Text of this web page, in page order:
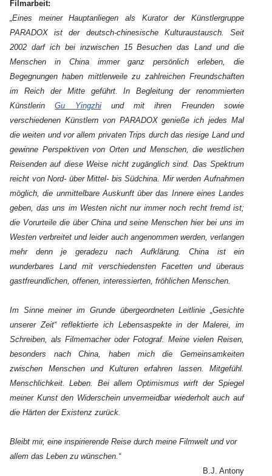
Filmarbeit:
„Eines meiner Hauptanliegen als Kurator der Künstlergruppe
PARADOX ist der deutsch-chinesische Kulturaustausch. Seit
2002 darf ich bei inzwischen 15 Besuchen das Land und die
Menschen in China immer ganz persönlich erleben, die
Begegnungen haben mittlerweile zu zahlreichen Freundschaften
im Reich der Mitte geführt. In Begleitung der renommierten
KünstlerinGu Yingzhiund mit ihren Freunden sowie
verschiedenen Künstlern von PARADOX genieße ich jedes Mal
die weiten und vor allem privaten Trips durch das riesige Land und
gewinne Perspektiven von Orten und Menschen, die westlichen
Reisenden auf diese Weise nicht zugänglich sind. Das Spektrum
reicht von Nord- über Mittel- bis Südchina. Mir werden Aufnahmen
möglich, die unmittelbare Auskunft über das Innere eines Landes
geben, das uns im Westen nicht nur immer noch recht fremd ist;
die Vorurteile die über China und seine Menschen hier bei uns im
Westen verbreitet und leider auch angenommen werden, verlangen
mehr denn je geradezu nach Aufklärung. China ist ein
wunderbares Land mit verschiedensten Facetten und überaus
gastfreundlichen, offenen, interessierten, fröhlichen Menschen.
Im Sinne meiner im Grunde übergeordneten Leitlinie „Gesichte
unserer Zeit“ reflektierte ich Lebensaspekte in der Malerei, im
Schreiben, als Filmemacher oder Fotograf. Meine vielen Reisen,
besonders nach China, haben mich die Gemeinsamkeiten
zwischen Menschen und Kulturen erfahren lassen. Mitgefühl.
Menschlichkeit. Leben. Bei allem Optimismus wirft der Spiegel
meiner Kunst den Widerschein unvermeidbar wiederholt auch auf
die Härten der Existenz zurück.
Bleibt mir, eine inspirierende Reise durch meine Filmwelt und vor
allem das Leben zu wünschen.“
B.J. Antony